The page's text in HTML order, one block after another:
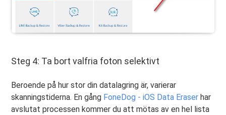
Steg 4: Ta bort valfria foton selektivt
Beroende på hur stor din datalagring är, varierar
skanningstiderna. En gång FoneDog - iOS Data Eraser har
avslutat processen kommer du att mötas av en hel lista